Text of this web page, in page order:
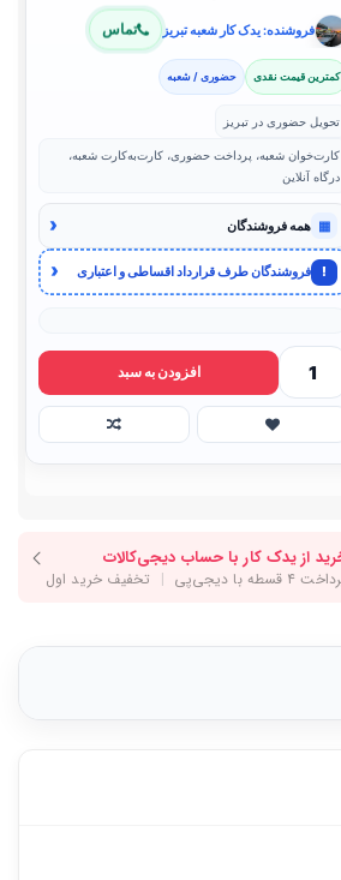
فروشنده: یدک کار شعبه تبریز تماس
کمترین قیمت نقدی حضوری / شعبه
تحویل حضوری در تبریز
کارت‌خوان شعبه، پرداخت حضوری، کارت‌به‌کارت شعبه،
درگاه آنلاین
▦ همه فروشندگان ‹
! فروشندگان طرف قرارداد اقساطی و اعتباری ‹
افزودن به سبد